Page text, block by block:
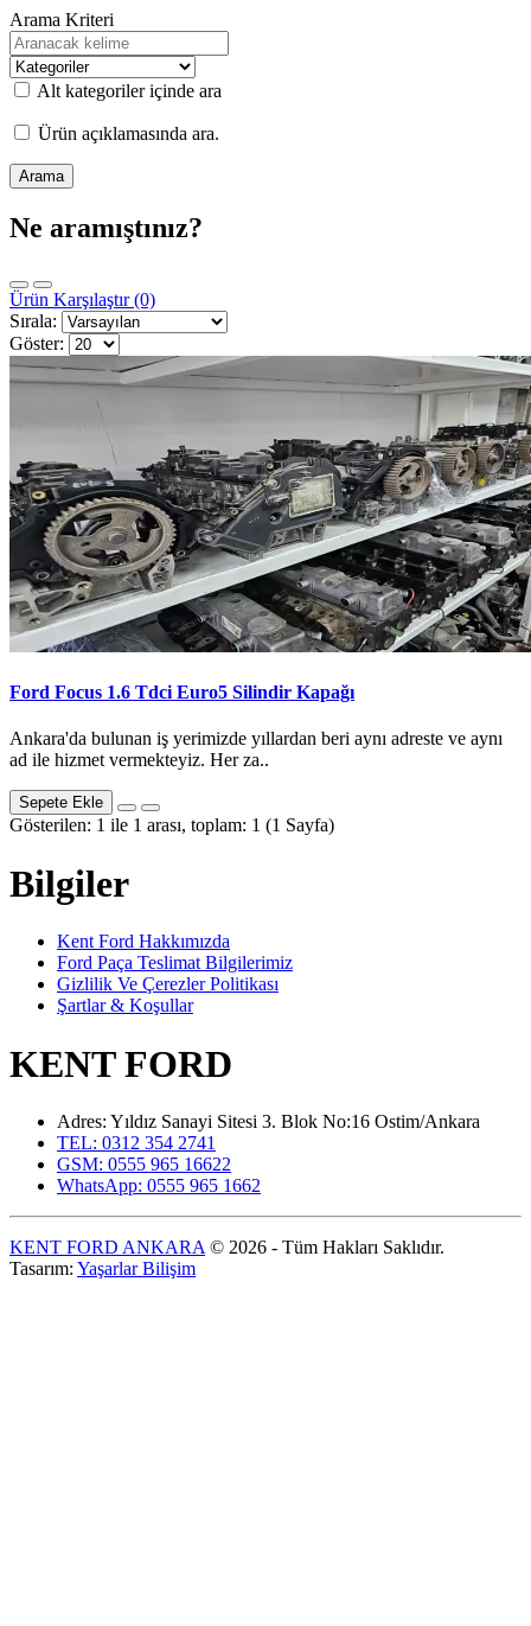
Arama Kriteri
Alt kategoriler içinde ara
Ürün açıklamasında ara.
Ne aramıştınız?
Ürün Karşılaştır (0)
Sırala:
Göster:
Ford Focus 1.6 Tdci Euro5 Silindir Kapağı
Ankara'da bulunan iş yerimizde yıllardan beri aynı adreste ve aynı
ad ile hizmet vermekteyiz. Her za..
Sepete Ekle
Gösterilen: 1 ile 1 arası, toplam: 1 (1 Sayfa)
Bilgiler
Kent Ford Hakkımızda
Ford Paça Teslimat Bilgilerimiz
Gizlilik Ve Çerezler Politikası
Şartlar & Koşullar
KENT FORD
Adres: Yıldız Sanayi Sitesi 3. Blok No:16 Ostim/Ankara
TEL: 0312 354 2741
GSM: 0555 965 16622
WhatsApp: 0555 965 1662
KENT FORD ANKARA © 2026 - Tüm Hakları Saklıdır.
Tasarım: Yaşarlar Bilişim